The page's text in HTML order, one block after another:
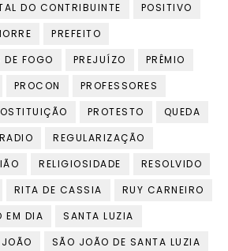
DO CONTRIBUINTE
POSITIVO
PREFEITO
DE FOGO
PREJUÍZO
PRÊMIO
PROCON
PROFESSORES
PROTESTO
QUEDA
RADIO
REGULARIZAÇÃO
RELIGIOSIDADE
RESOLVIDO
RITA DE CASSIA
RUY CARNEIRO
EM DIA
SANTA LUZIA
SÃO JOÃO DE SANTA LUZIA